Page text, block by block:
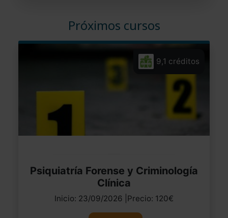
Próximos cursos
9,1 créditos
Psiquiatría Forense y Criminología
Clínica
Inicio: 23/09/2026 |Precio: 120€